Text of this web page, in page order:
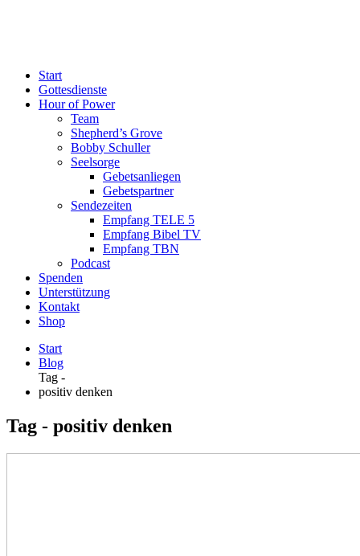
Start
Gottesdienste
Hour of Power
Team
Shepherd’s Grove
Bobby Schuller
Seelsorge
Gebetsanliegen
Gebetspartner
Sendezeiten
Empfang TELE 5
Empfang Bibel TV
Empfang TBN
Podcast
Spenden
Unterstützung
Kontakt
Shop
Start
Blog
Tag -
positiv denken
Tag - positiv denken